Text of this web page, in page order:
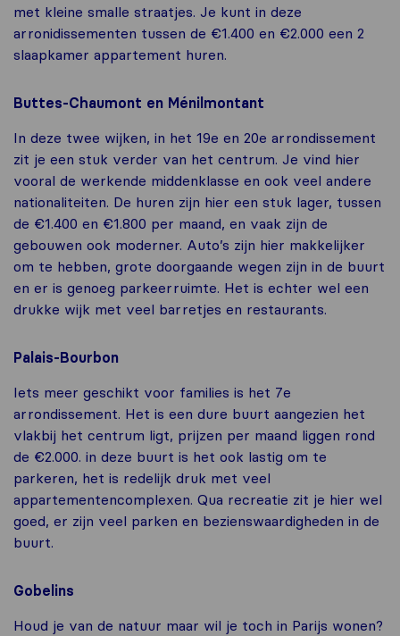
met kleine smalle straatjes. Je kunt in deze
arronidissementen tussen de €1.400 en €2.000 een 2
slaapkamer appartement huren.
Buttes-Chaumont en Ménilmontant
In deze twee wijken, in het 19e en 20e arrondissement
zit je een stuk verder van het centrum. Je vind hier
vooral de werkende middenklasse en ook veel andere
nationaliteiten. De huren zijn hier een stuk lager, tussen
de €1.400 en €1.800 per maand, en vaak zijn de
gebouwen ook moderner. Auto’s zijn hier makkelijker
om te hebben, grote doorgaande wegen zijn in de buurt
en er is genoeg parkeerruimte. Het is echter wel een
drukke wijk met veel barretjes en restaurants.
Palais-Bourbon
Iets meer geschikt voor families is het 7e
arrondissement. Het is een dure buurt aangezien het
vlakbij het centrum ligt, prijzen per maand liggen rond
de €2.000. in deze buurt is het ook lastig om te
parkeren, het is redelijk druk met veel
appartementencomplexen. Qua recreatie zit je hier wel
goed, er zijn veel parken en bezienswaardigheden in de
buurt.
Gobelins
Houd je van de natuur maar wil je toch in Parijs wonen?